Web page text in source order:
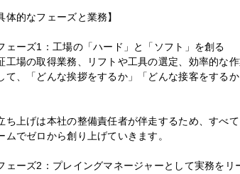
体的なフェーズと業務】
ーズ1：工場の「ハード」と「ソフト」を創る
工場の取得業務、リフトや工具の選定、効率的な作
て、「どんな挨拶をするか」「どんな接客をする
ち上げは本社の整備責任者が伴走するため、すべ
ムでゼロから創り上げていきます。
ーズ2：プレイングマネージャーとして実務をリ